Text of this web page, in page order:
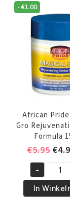
-€1.00
African
Gro
Formula
€5.95
was:
€
African
Pride
Magical
-
In